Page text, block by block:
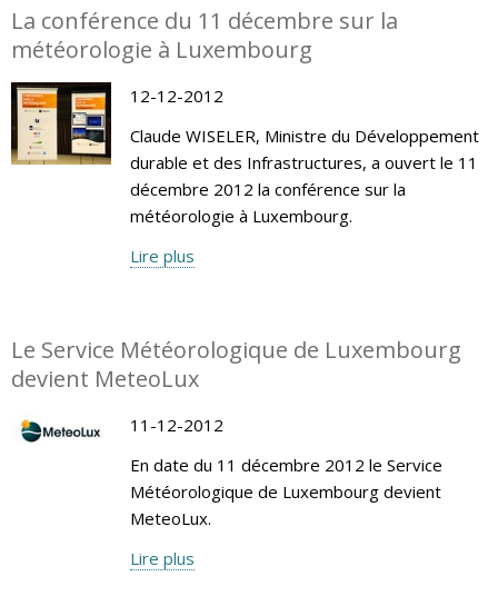
La conférence du 11 décembre sur la
météorologie à Luxembourg
12-12-2012
Claude WISELER, Ministre du Développement
durable et des Infrastructures, a ouvert le 11
décembre 2012 la conférence sur la
météorologie à Luxembourg.
Lire plus
Le Service Météorologique de Luxembourg
devient MeteoLux
11-12-2012
En date du 11 décembre 2012 le Service
Météorologique de Luxembourg devient
MeteoLux.
Lire plus